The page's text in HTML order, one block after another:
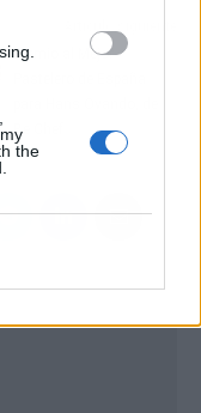
the
Premio al Mejor
Be Chef